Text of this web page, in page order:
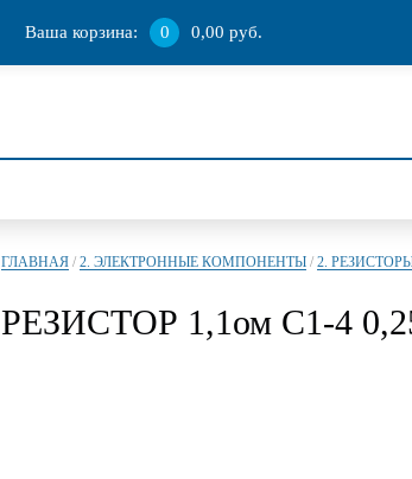
Ваша корзина: 0 0,00 руб.
ГЛАВНАЯ / 2. ЭЛЕКТРОННЫЕ КОМПОНЕНТЫ / 2.
РЕЗИСТОР 1,1ом С1-4